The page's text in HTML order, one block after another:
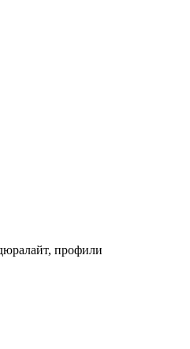
профили